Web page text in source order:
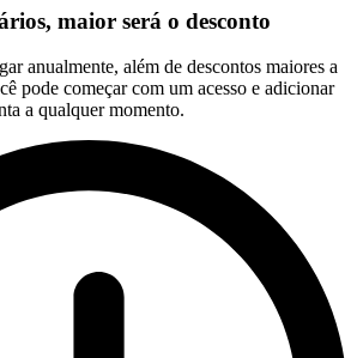
maior será o desconto
anualmente, além de descontos maiores a
pode começar com um acesso e adicionar
a qualquer momento.